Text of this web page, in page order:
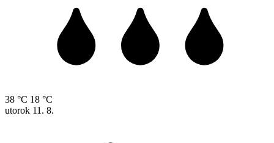
38 °C 18 °C
utorok 11. 8.